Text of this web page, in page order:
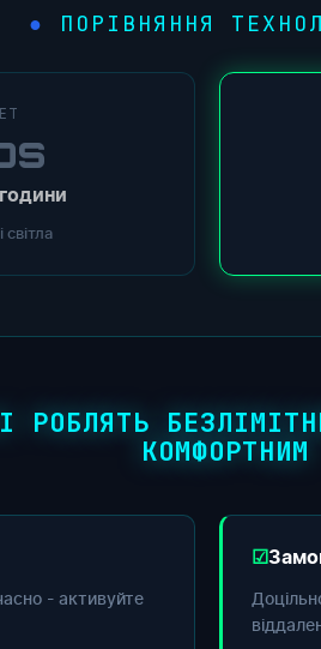
● ПОРІВНЯННЯ
РОБЛЯТЬ
КОМФОРТНИМ
- активуйте